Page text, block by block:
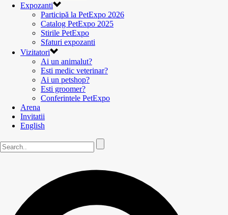
Expozanti
Participă la PetExpo 2026
Catalog PetExpo 2025
Stirile PetExpo
Sfaturi expozanti
Vizitatori
Ai un animalut?
Esti medic veterinar?
Ai un petshop?
Esti groomer?
Conferintele PetExpo
Arena
Invitatii
English